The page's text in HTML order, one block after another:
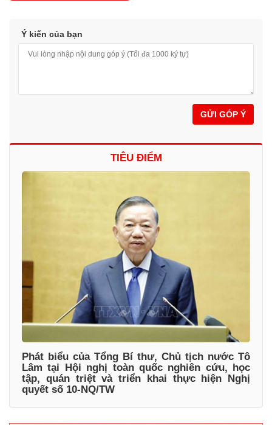
Ý kiến của bạn
GỬI GÓP Ý
TIÊU ĐIỂM
Phát biểu của Tổng Bí thư, Chủ tịch nước Tô
Lâm tại Hội nghị toàn quốc nghiên cứu, học
tập, quán triệt và triển khai thực hiện Nghị
quyết số 10-NQ/TW